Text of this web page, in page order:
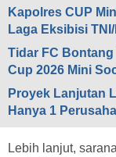
Kapolres CUP
Laga Eksibisi
Tidar FC
Cup 2026 Mini
Proyek Lanjutan
Hanya 1
Lebih lanjut,